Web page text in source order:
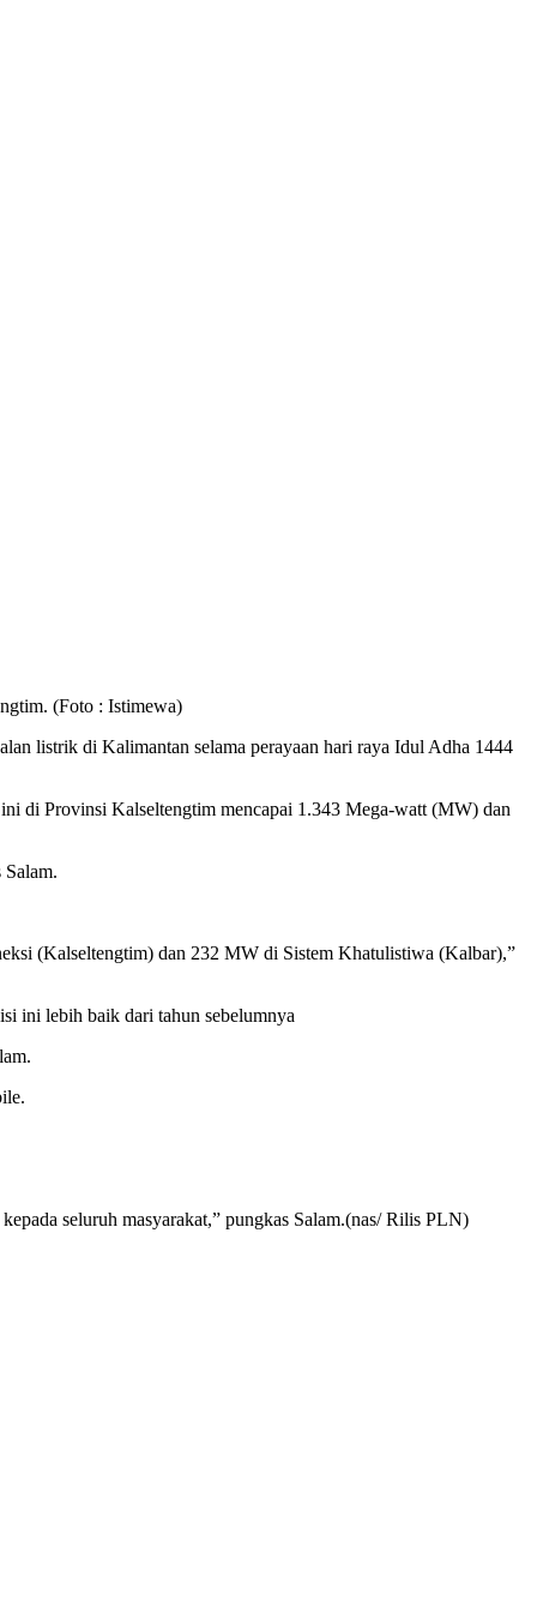
(Foto : Istimewa)
listrik di Kalimantan selama perayaan hari raya Idul Adha 1444
di Provinsi Kalseltengtim mencapai 1.343 Mega-watt (MW) dan
(Kalseltengtim) dan 232 MW di Sistem Khatulistiwa (Kalbar),”
ini lebih baik dari tahun sebelumnya
seluruh masyarakat,” pungkas Salam.(nas/ Rilis PLN)